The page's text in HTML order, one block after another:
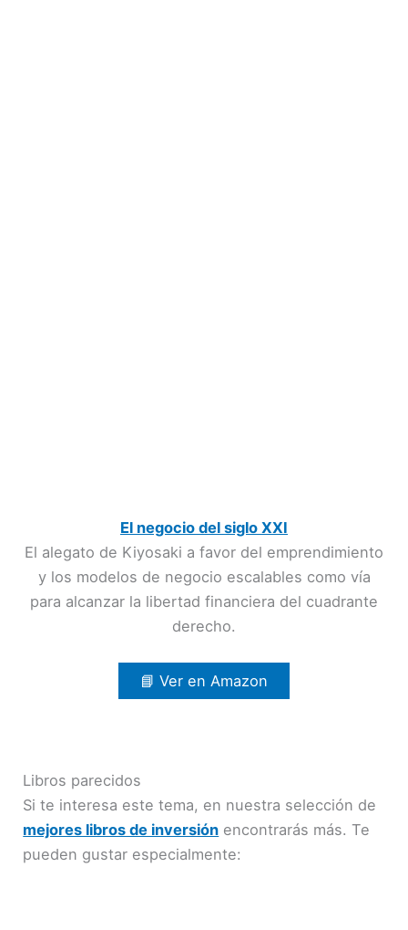
El negocio del siglo XXI
El alegato de Kiyosaki a favor del emprendimiento
y los modelos de negocio escalables como vía
para alcanzar la libertad financiera del cuadrante
derecho.
📘 Ver en Amazon
Libros parecidos
Si te interesa este tema, en nuestra selección de
mejores libros de inversión encontrarás más. Te
pueden gustar especialmente: